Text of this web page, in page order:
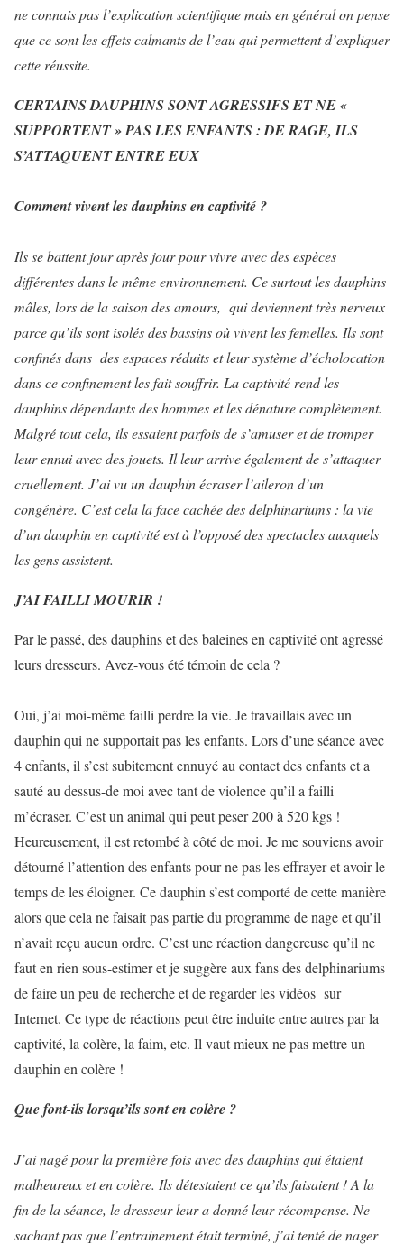
ne connais pas l’explication scientifique mais en général on pense
que ce sont les effets calmants de l’eau qui permettent d’expliquer
cette réussite.
CERTAINS DAUPHINS SONT AGRESSIFS ET NE «
SUPPORTENT » PAS LES ENFANTS : DE RAGE, ILS
S’ATTAQUENT ENTRE EUX
Comment vivent les dauphins en captivité ?
Ils se battent jour après jour pour vivre avec des espèces
différentes dans le même environnement. Ce surtout les dauphins
mâles, lors de la saison des amours, qui deviennent très nerveux
parce qu’ils sont isolés des bassins où vivent les femelles. Ils sont
confinés dans des espaces réduits et leur système d’écholocation
dans ce confinement les fait souffrir. La captivité rend les
dauphins dépendants des hommes et les dénature complètement.
Malgré tout cela, ils essaient parfois de s’amuser et de tromper
leur ennui avec des jouets. Il leur arrive également de s’attaquer
cruellement. J’ai vu un dauphin écraser l’aileron d’un
congénère. C’est cela la face cachée des delphinariums : la vie
d’un dauphin en captivité est à l’opposé des spectacles auxquels
les gens assistent.
J’AI FAILLI MOURIR !
Par le passé, des dauphins et des baleines en captivité ont agressé
leurs dresseurs. Avez-vous été témoin de cela ?
Oui, j’ai moi-même failli perdre la vie. Je travaillais avec un
dauphin qui ne supportait pas les enfants. Lors d’une séance avec
4 enfants, il s’est subitement ennuyé au contact des enfants et a
sauté au dessus-de moi avec tant de violence qu’il a failli
m’écraser. C’est un animal qui peut peser 200 à 520 kgs !
Heureusement, il est retombé à côté de moi. Je me souviens avoir
détourné l’attention des enfants pour ne pas les effrayer et avoir le
temps de les éloigner. Ce dauphin s’est comporté de cette manière
alors que cela ne faisait pas partie du programme de nage et qu’il
n’avait reçu aucun ordre. C’est une réaction dangereuse qu’il ne
faut en rien sous-estimer et je suggère aux fans des delphinariums
de faire un peu de recherche et de regarder les vidéos sur
Internet. Ce type de réactions peut être induite entre autres par la
captivité, la colère, la faim, etc. Il vaut mieux ne pas mettre un
dauphin en colère !
Que font-ils lorsqu’ils sont en colère ?
J’ai nagé pour la première fois avec des dauphins qui étaient
malheureux et en colère. Ils détestaient ce qu’ils faisaient ! A la
fin de la séance, le dresseur leur a donné leur récompense. Ne
sachant pas que l’entrainement était terminé, j’ai tenté de nager